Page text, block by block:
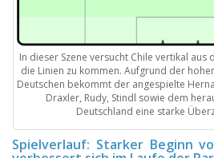
In dieser Szene versucht Chile vertikal aus
die Linien zu kommen. Aufgrund der
Deutschen bekommt der angespielte
Draxler, Rudy, Stindl sowie dem
Deutschland eine starke
Spielverlauf: Starker Beginn